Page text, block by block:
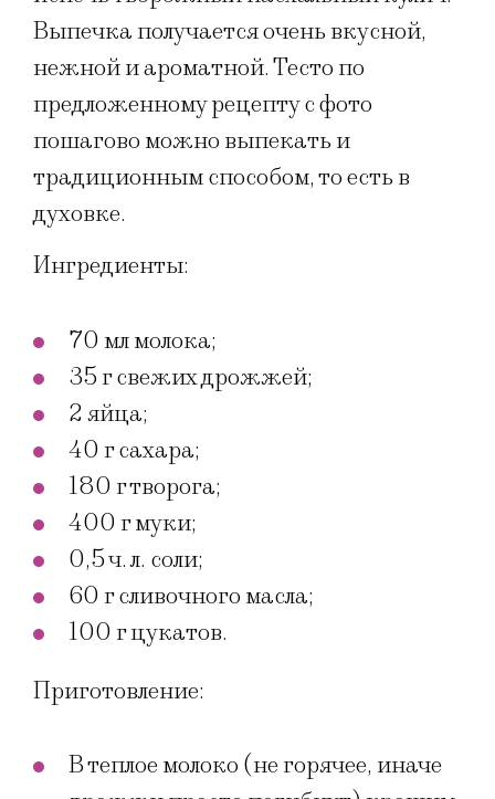
Выпечка получается очень вкусной,
нежной и ароматной. Тесто по
предложенному рецепту с фото
пошагово можно выпекать и
традиционным способом, то есть в
духовке.
Ингредиенты:
70 мл молока;
35 г свежих дрожжей;
2 яйца;
40 г сахара;
180 г творога;
400 г муки;
0,5 ч. л. соли;
60 г сливочного масла;
100 г цукатов.
Приготовление:
В теплое молоко (не горячее, иначе